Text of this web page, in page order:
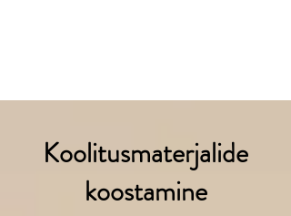
Koolitusmaterjalide
koostamine